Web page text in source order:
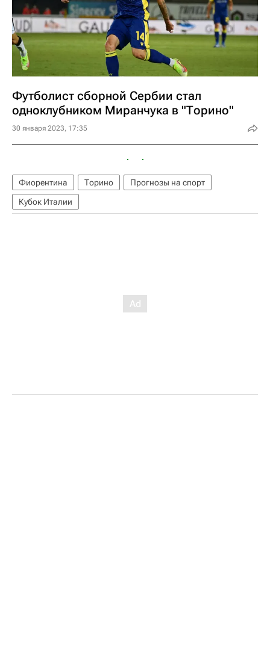
Футболист сборной Сербии стал
одноклубником Миранчука в "Торино"
30 января 2023, 17:35
Фиорентина Торино
Прогнозы на спорт
Кубок Италии